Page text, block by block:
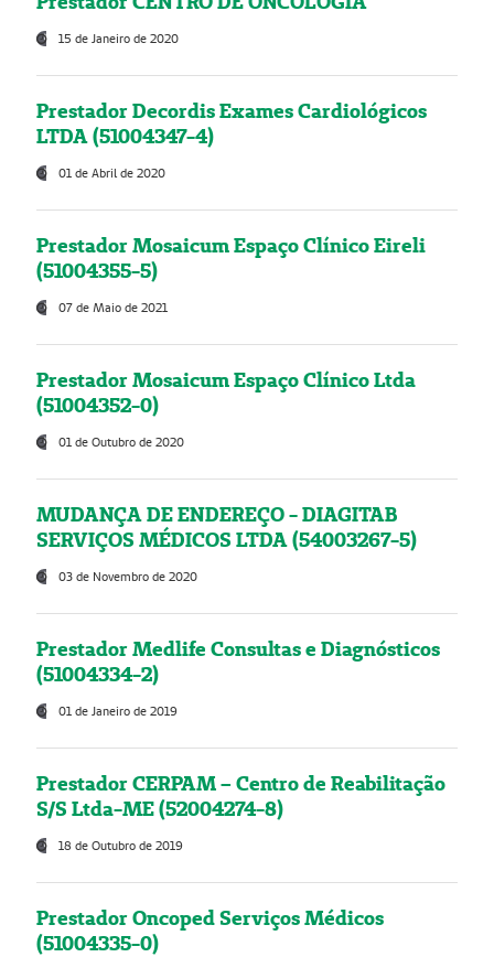
15 de Janeiro de 2020
Prestador Decordis Exames Cardiológicos
LTDA (51004347-4)
01 de Abril de 2020
Prestador Mosaicum Espaço Clínico Eireli
(51004355-5)
07 de Maio de 2021
Prestador Mosaicum Espaço Clínico Ltda
(51004352-0)
01 de Outubro de 2020
MUDANÇA DE ENDEREÇO - DIAGITAB
SERVIÇOS MÉDICOS LTDA (54003267-5)
03 de Novembro de 2020
Prestador Medlife Consultas e Diagnósticos
(51004334-2)
01 de Janeiro de 2019
Prestador CERPAM – Centro de Reabilitação
S/S Ltda-ME (52004274-8)
18 de Outubro de 2019
Prestador Oncoped Serviços Médicos
(51004335-0)